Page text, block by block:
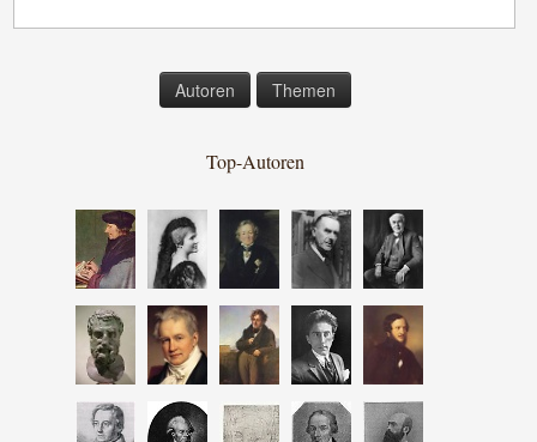
Autoren Themen
Top-Autoren